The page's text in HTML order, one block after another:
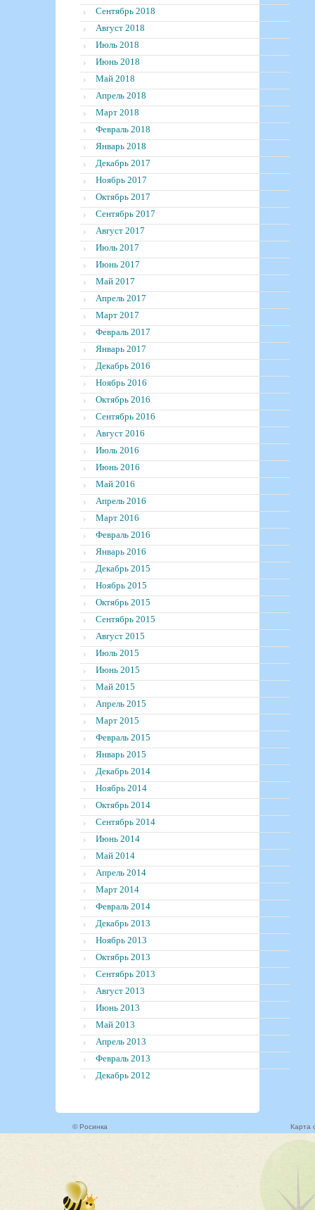
Сентябрь 2018
Август 2018
Июль 2018
Июнь 2018
Май 2018
Апрель 2018
Март 2018
Февраль 2018
Январь 2018
Декабрь 2017
Ноябрь 2017
Октябрь 2017
Сентябрь 2017
Август 2017
Июль 2017
Июнь 2017
Май 2017
Апрель 2017
Март 2017
Февраль 2017
Январь 2017
Декабрь 2016
Ноябрь 2016
Октябрь 2016
Сентябрь 2016
Август 2016
Июль 2016
Июнь 2016
Май 2016
Апрель 2016
Март 2016
Февраль 2016
Январь 2016
Декабрь 2015
Ноябрь 2015
Октябрь 2015
Сентябрь 2015
Август 2015
Июль 2015
Июнь 2015
Май 2015
Апрель 2015
Март 2015
Февраль 2015
Январь 2015
Декабрь 2014
Ноябрь 2014
Октябрь 2014
Сентябрь 2014
Июнь 2014
Май 2014
Апрель 2014
Март 2014
Февраль 2014
Декабрь 2013
Ноябрь 2013
Октябрь 2013
Сентябрь 2013
Август 2013
Июнь 2013
Май 2013
Апрель 2013
Февраль 2013
Декабрь 2012
© Росинка Карта